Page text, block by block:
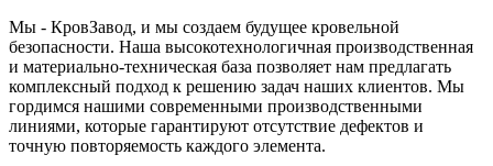
Мы - КровЗавод, и мы создаем будущее кровельной
безопасности. Наша высокотехнологичная производственная
и материально-техническая база позволяет нам предлагать
комплексный подход к решению задач наших клиентов. Мы
гордимся нашими современными производственными
линиями, которые гарантируют отсутствие дефектов и
точную повторяемость каждого элемента.